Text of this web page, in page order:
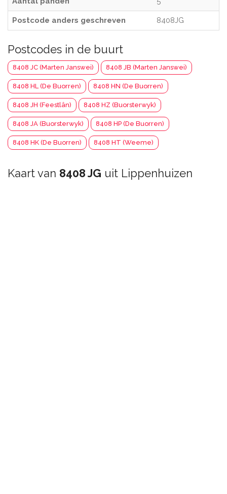
Postcode anders geschreven 8408JG
Postcodes in de buurt
8408 JC (Marten Janswei) 8408 JB (Marten Janswei)
8408 HL (De Buorren) 8408 HN (De Buorren)
8408 JH (Feestlân) 8408 HZ (Buorsterwyk)
8408 JA (Buorsterwyk) 8408 HP (De Buorren)
8408 HK (De Buorren) 8408 HT (Weeme)
Kaart van 8408 JG uit Lippenhuizen